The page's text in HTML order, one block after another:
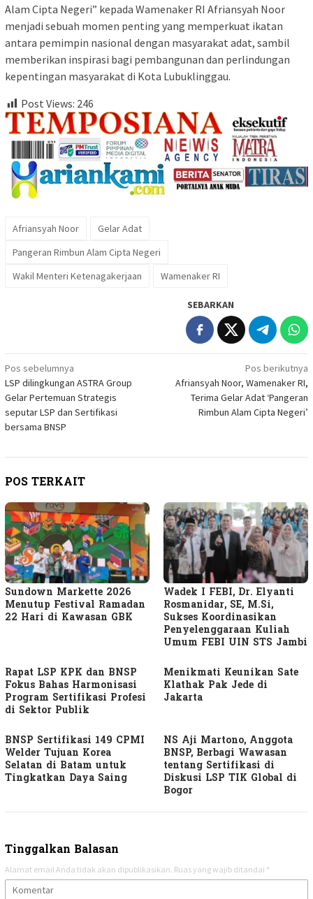
Alam Cipta Negeri” kepada Wamenaker RI Afriansyah Noor
menjadi sebuah momen penting yang memperkuat ikatan
antara pemimpin nasional dengan masyarakat adat, sambil
memberikan inspirasi bagi pembangunan dan perlindungan
kepentingan masyarakat di Kota Lubuklinggau.
Post Views: 246
Afriansyah Noor
Gelar Adat
Pangeran Rimbun Alam Cipta Negeri
Wakil Menteri Ketenagakerjaan
Wamenaker RI
SEBARKAN
Navigasi
pos
Pos sebelumnya
LSP dilingkungan ASTRA Group
Gelar Pertemuan Strategis
seputar LSP dan Sertifikasi
bersama BNSP
Pos berikutnya
Afriansyah Noor, Wamenaker RI,
Terima Gelar Adat ‘Pangeran
Rimbun Alam Cipta Negeri’
POS TERKAIT
Sundown Markette 2026
Menutup Festival Ramadan
22 Hari di Kawasan GBK
Wadek I FEBI, Dr. Elyanti
Rosmanidar, SE, M.Si,
Sukses Koordinasikan
Penyelenggaraan Kuliah
Umum FEBI UIN STS Jambi
Rapat LSP KPK dan BNSP
Fokus Bahas Harmonisasi
Program Sertifikasi Profesi
di Sektor Publik
Menikmati Keunikan Sate
Klathak Pak Jede di
Jakarta
BNSP Sertifikasi 149 CPMI
Welder Tujuan Korea
Selatan di Batam untuk
Tingkatkan Daya Saing
NS Aji Martono, Anggota
BNSP, Berbagi Wawasan
tentang Sertifikasi di
Diskusi LSP TIK Global di
Bogor
Tinggalkan Balasan
Alamat email Anda tidak akan dipublikasikan. Ruas yang wajib ditandai *